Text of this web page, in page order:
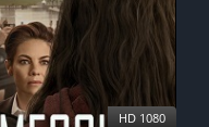
HD 1080